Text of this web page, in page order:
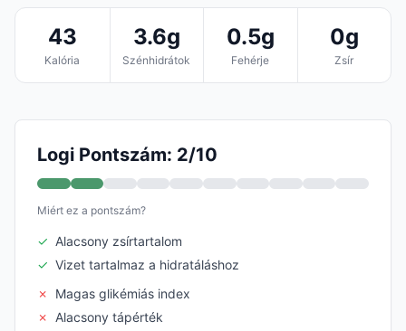
43
Kalória
3.6g
Szénhidrátok
0.5g
Fehérje
0g
Zsír
Logi Pontszám: 2/10
Miért ez a pontszám?
✓ Alacsony zsírtartalom
✓ Vizet tartalmaz a hidratáláshoz
✗
Magas glikémiás index
✗
Alacsony tápérték